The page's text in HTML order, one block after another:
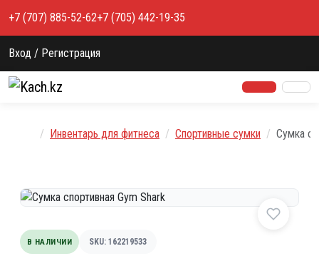
+7 (707) 885-52-62+7 (705) 442-19-35
Вход / Регистрация
Главная
Инвентарь для фитнеса Спортивные сумки Сумка
В НАЛИЧИИ SKU: 162219533